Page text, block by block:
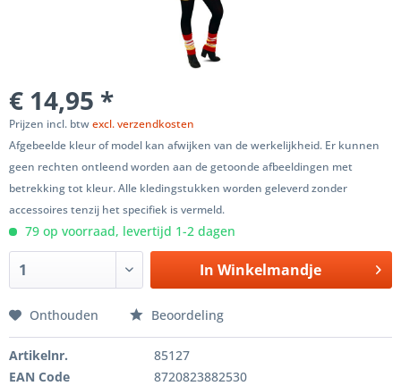
€ 14,95 *
Prijzen incl. btwexcl. verzendkosten
Afgebeelde kleur of model kan afwijken van de werkelijkheid. Er kunnen
geen rechten ontleend worden aan de getoonde afbeeldingen met
betrekking tot kleur. Alle kledingstukken worden geleverd zonder
accessoires tenzij het specifiek is vermeld.
79 op voorraad, levertijd 1-2 dagen
In Winkelmandje
Onthouden Beoordeling
Artikelnr.
85127
EAN Code
8720823882530